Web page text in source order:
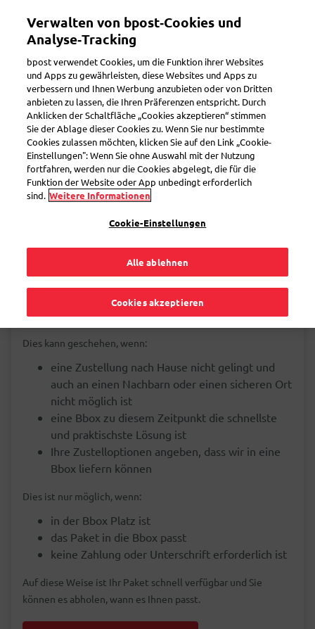
Toggle navigation
Zustellung an Bbox Automaten
Warum habe ich mein
Paket in einer Bbox
erhalten?
In manchen Fällen wird ein Paket an eine Bbox und nicht zu
Ihnen nach Hause oder an eine Abholstation geliefert.
Dies kann geschehen, wenn:
eine Zustellung nach Hause nicht gelingt und
auch an einen Nachbarn oder einen sicheren Ort
nicht möglich ist
eine Bbox zu diesem Zeitpunkt die schnellste
und praktischste Lösung ist
Ihre Zustelloptionen angeben, dass wir in eine
Bbox liefern können
Dies ist nur möglich, wenn:
in der Bbox Platz ist
das Paket in die Bbox passt
keine Zahlung oder Unterschrift erforderlich ist
Auf diese Weise ist Ihr Paket schnell verfügbar und Sie
können es abholen, wann es Ihnen passt.
Verwalten von bpost‑Cookies und
Analyse‑Tracking
bpost verwendet Cookies, um die Funktion ihrer Websites
und Apps zu gewährleisten, diese Websites und Apps zu
verbessern und Ihnen Werbung anzubieten oder von Dritten
anbieten zu lassen, die Ihren Präferenzen entspricht. Durch
Anklicken der Schaltfläche „Cookies akzeptieren“ stimmen
Sie der Ablage dieser Cookies zu. Wenn Sie nur bestimmte
Cookies zulassen möchten, klicken Sie auf den Link „Cookie-
Einstellungen": Wenn Sie ohne Auswahl mit der Nutzung
fortfahren, werden nur die Cookies abgelegt, die für die
Funktion der Website oder App unbedingt erforderlich
sind. Weitere Informationen
Cookie-Einstellungen
Alle ablehnen
Cookies akzeptieren